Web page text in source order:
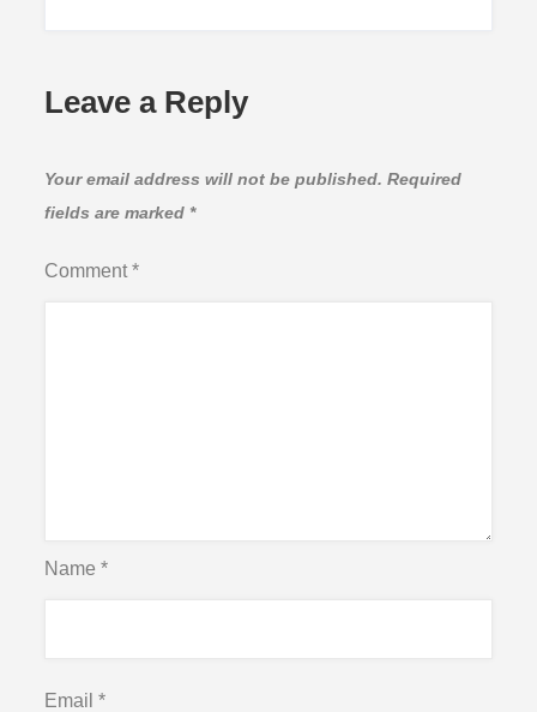
Leave a Reply
Your email address will not be published. Required
fields are marked *
Comment*
Name*
Email*